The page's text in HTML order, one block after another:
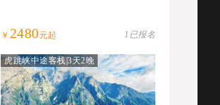
￥ 2480元起 1已报名
虎跳峡中途客栈|3天2晚